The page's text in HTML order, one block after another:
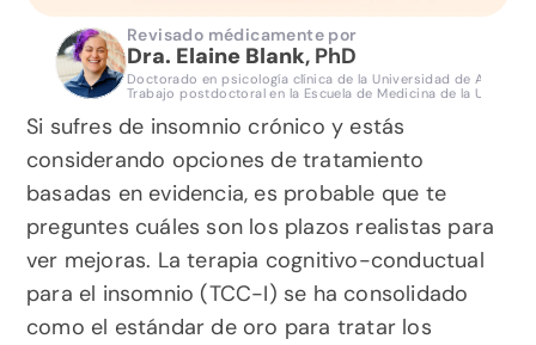
Revisado médicamente por
Dra. Elaine Blank, PhD
Doctorado en psicología clínica de la Universidad de
Trabajo postdoctoral en la Escuela de Medicina de la
Si sufres de insomnio crónico y estás
considerando opciones de tratamiento
basadas en evidencia, es probable que te
preguntes cuáles son los plazos realistas para
ver mejoras. La terapia cognitivo-conductual
para el insomnio (TCC-I) se ha consolidado
como el estándar de oro para tratar los